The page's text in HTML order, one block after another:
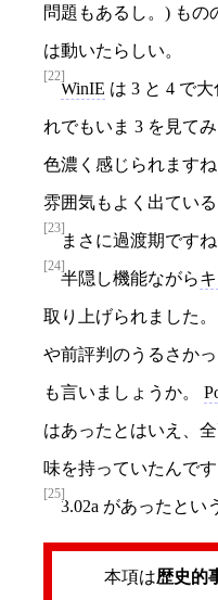
問題もあるし。) もの
は動いたらしい。
[22]
WinIE は 3 と 4 で
れでもいま 3 を見て
色濃く感じられます
雰囲気もよく出ている
[23]
まさに過渡期ですね
[24]
半隠し機能ながら
取り上げられました。
や前評判のうるさかっ
も言いましょうか。
はあったとはいえ、
味を持っていたんです
[25]
3.02a があったとい
本項は歴史的